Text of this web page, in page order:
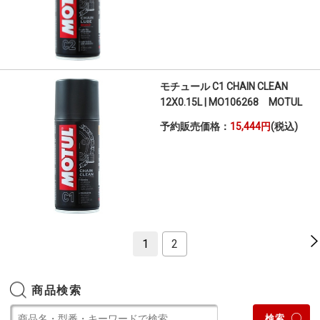
モチュール C1 CHAIN CLEAN
12X0.15L | MO106268 MOTUL
予約販売価格： 15,444円(税込)
1 2
商品検索